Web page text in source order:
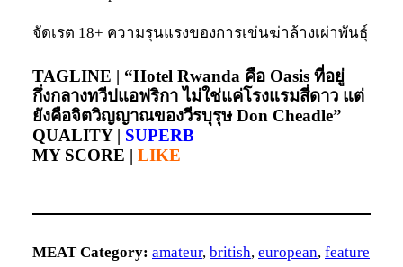
จัดเรต 18+ ความรุนแรงของการเข่นฆ่าล้างเผ่าพันธุ์
TAGLINE | “Hotel Rwanda คือ Oasis ที่อยู่
กึ่งกลางทวีปแอฟริกา ไม่ใช่แค่โรงแรมสี่ดาว แต่
ยังคือจิตวิญญาณของวีรบุรุษ Don Cheadle”
QUALITY | SUPERB
MY SCORE | LIKE
MEAT Category: amateur, british, european, feature